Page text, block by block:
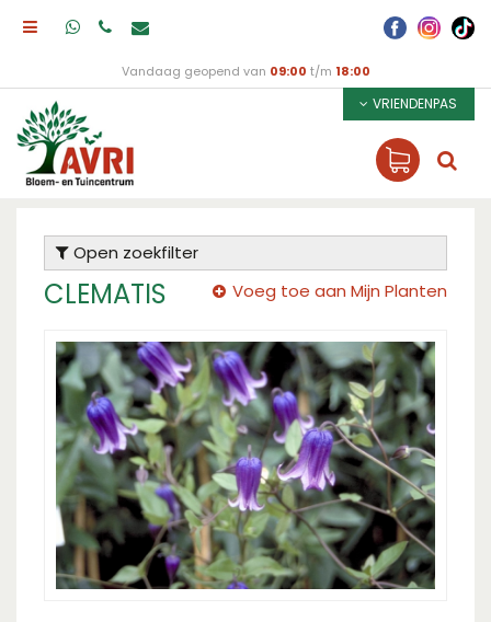
Vandaag geopend van 09:00 t/m 18:00
VRIENDENPAS
Open zoekfilter
CLEMATIS Voeg toe aan Mijn Planten